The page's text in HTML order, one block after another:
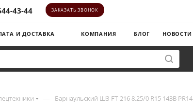
43-44 ЗАКАЗАТЬ ЗВОНОК
И ДОСТАВКА КОМПАНИЯ БЛОГ НОВОСТИ
— Барнаульский ШЗ FT-216 8.25/0 R15 143B PR14